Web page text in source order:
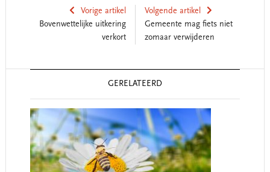
Vorige artikel
Bovenwettelijke uitkering
verkort
Volgende artikel
Gemeente mag fiets niet
zomaar verwijderen
GERELATEERD